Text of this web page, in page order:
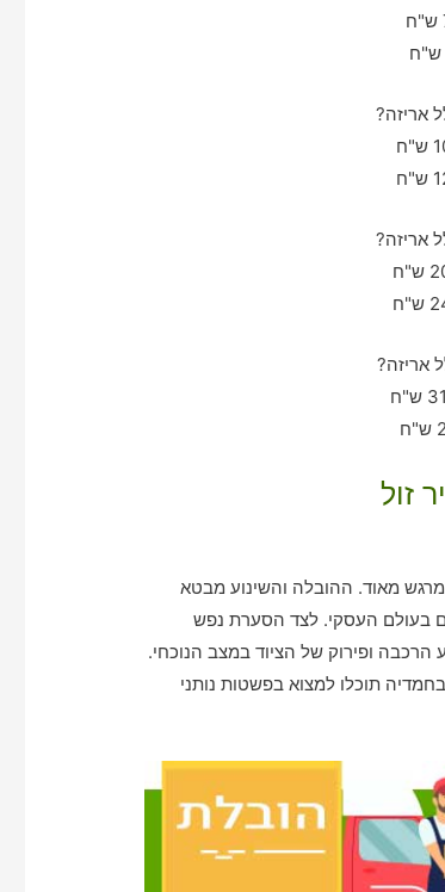
זול
מאוד. ההובלה והשינוע מבטא
בעולם העסקי. לצד הסערת נפש
ופירוק של הציוד במצב הנוכחי.
תוכלו למצוא בפשטות נותני